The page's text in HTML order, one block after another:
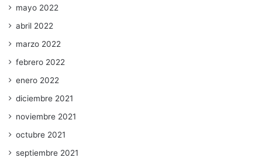
mayo 2022
abril 2022
marzo 2022
febrero 2022
enero 2022
diciembre 2021
noviembre 2021
octubre 2021
septiembre 2021